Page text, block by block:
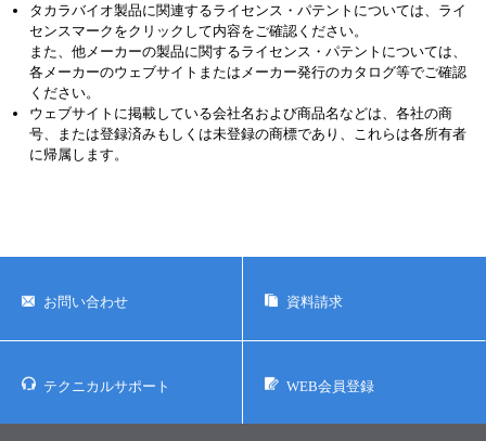
ユーザーズボイス集
動画ライブラリー
Q&A
タカラバイオ製品に関連するライセンス・パテントについては、ライ
センスマークをクリックして内容をご確認ください。
また、他メーカーの製品に関するライセンス・パテントについては、
各メーカーのウェブサイトまたはメーカー発行のカタログ等でご確認
ください。
ウェブサイトに掲載している会社名および商品名などは、各社の商
号、または登録済みもしくは未登録の商標であり、これらは各所有者
に帰属します。
お問い合わせ 資料請求
テクニカルサポート WEB会員登録